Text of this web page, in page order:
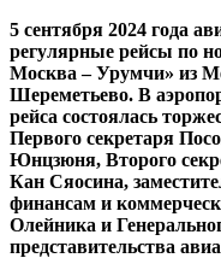
5 сентября 2024 года
регулярные рейсы по
Москва – Урумчи» из
Шереметьево. В
рейса состоялась
Первого секретаря
Юнцзюня, Второго
Кан Сяосина,
финансам и
Олейника и
представительства